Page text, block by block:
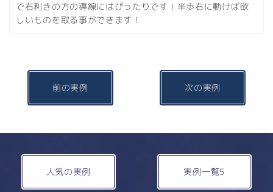
で右利きの方の導線にはぴったりです！半歩右に動けば欲
しいものを取る事ができます！
前の実例 次の実例
人気の実例 実例一覧5